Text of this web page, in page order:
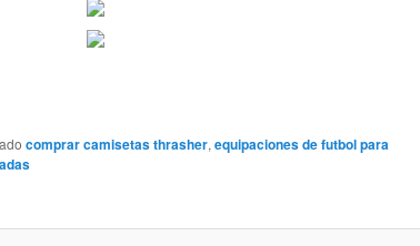
comprar camisetas thrasher, equipaciones de futbol para